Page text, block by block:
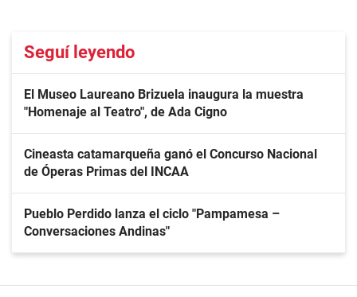
Seguí leyendo
El Museo Laureano Brizuela inaugura la muestra
"Homenaje al Teatro", de Ada Cigno
Cineasta catamarqueña ganó el Concurso Nacional
de Óperas Primas del INCAA
Pueblo Perdido lanza el ciclo "Pampamesa –
Conversaciones Andinas"